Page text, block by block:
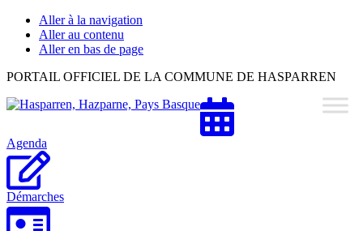
Aller à la navigation
Aller au contenu
Aller en bas de page
Hasparren,
Pays
PORTAIL OFFICIEL DE LA COMMUNE DE HASPARREN
Agenda
Démarches